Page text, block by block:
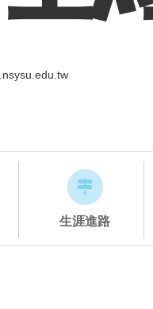
生涯進路